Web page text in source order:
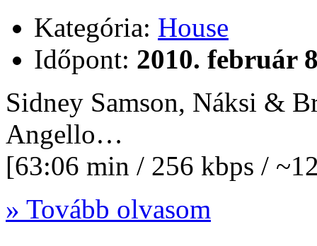
Kategória: House
Időpont: 2010. február
Sidney Samson, Náksi &
Angello…
[63:06 min / 256 kbps /
» Tovább olvasom